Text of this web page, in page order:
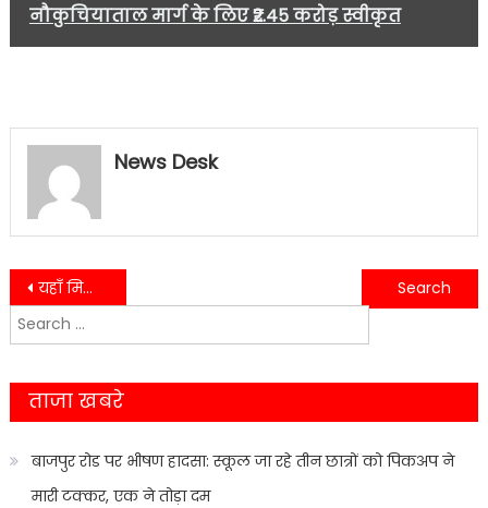
नौकुचियाताल मार्ग के लिए ₹2.45 करोड़ स्वीकृत
News Desk
Post
navigation
यहाँ मिला 6 महीने पहले घर से लापत हुआ बच्चा परिवार में ख़ुशी का माहौल…..
एसडीएम कालाढूंगी और तहसीलदार ने तहसील कालाढूंगी के विभिन्न विभागों का किया निरीक्षण…..
Search
for:
ताजा खबरे
बाजपुर रोड पर भीषण हादसा: स्कूल जा रहे तीन छात्रों को पिकअप ने
मारी टक्कर, एक ने तोड़ा दम